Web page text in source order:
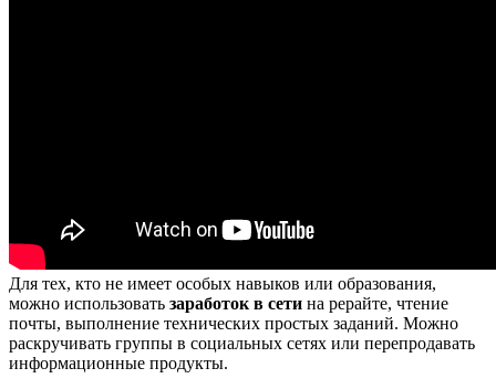
Для тех, кто не имеет особых навыков или образования,
можно использовать заработок в сети на рерайте, чтение
почты, выполнение технических простых заданий. Можно
раскручивать группы в социальных сетях или перепродавать
информационные продукты.